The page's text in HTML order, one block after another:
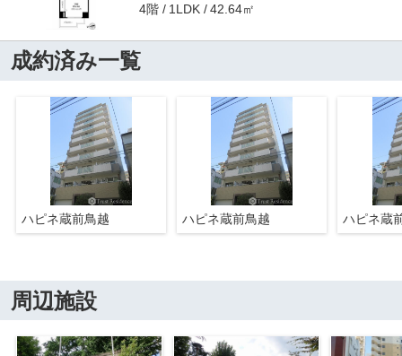
4階 1LDK 42.64㎡
成約済み一覧
ハピネ蔵前鳥越 ハピネ蔵前鳥越 ハピネ蔵
周辺施設